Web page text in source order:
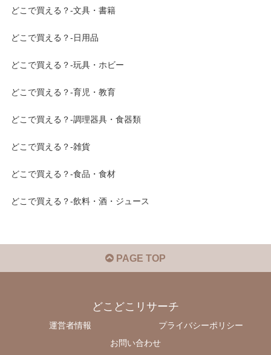
どこで買える？-文具・書籍
どこで買える？-日用品
どこで買える？-玩具・ホビー
どこで買える？-育児・教育
どこで買える？-調理器具・食器類
どこで買える？-雑貨
どこで買える？-食品・食材
どこで買える？-飲料・酒・ジュース
PAGE TOP
どこどこリサーチ
運営者情報
プライバシーポリシー
お問い合わせ